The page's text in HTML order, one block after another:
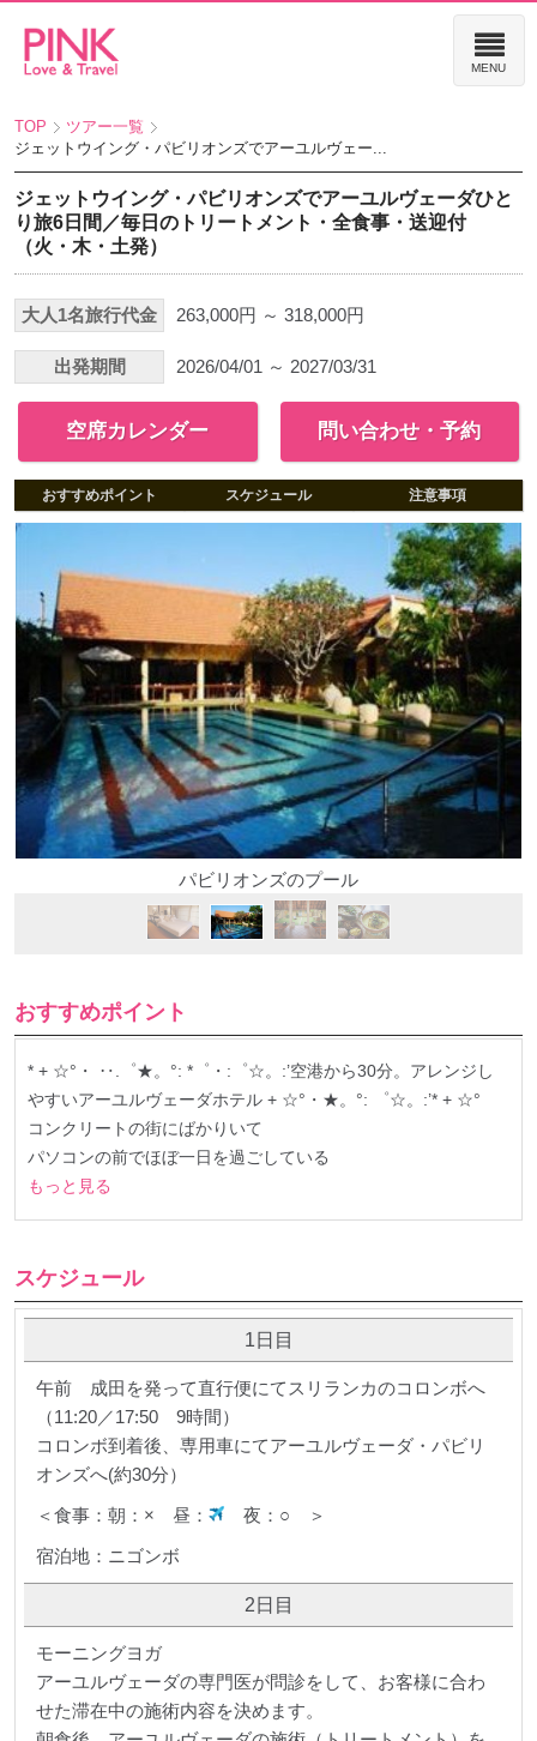
TOP
ツアー一覧
ジェットウイング・パビリオンズでアーユルヴェー...
ジェットウイング・パビリオンズでアーユルヴェーダひと
り旅6日間／毎日のトリートメント・全食事・送迎付
（火・木・土発）
大人1名旅行代金 263,000円 ～ 318,000円
出発期間 2026/04/01 ～ 2027/03/31
空席カレンダー 問い合わせ・予約
おすすめポイント スケジュール 注意事項
パビリオンズのプール
おすすめポイント
* + ☆°・ ‥.゜★。°: *゜・:゜☆。:’空港から30分。アレンジし
やすいアーユルヴェーダホテル + ☆°・★。°: ゜☆。:’* + ☆°
コンクリートの街にばかりいて
パソコンの前でほぼ一日を過ごしている
もっと見る
スケジュール
1日目
午前 成田を発って直行便にてスリランカのコロンボへ
（11:20／17:50 9時間）
コロンボ到着後、専用車にてアーユルヴェーダ・パビリ
オンズへ(約30分）
＜食事：朝：× 昼：
夜：○ ＞
宿泊地：ニゴンボ
2日目
モーニングヨガ
アーユルヴェーダの専門医が問診をして、お客様に合わ
せた滞在中の施術内容を決めます。